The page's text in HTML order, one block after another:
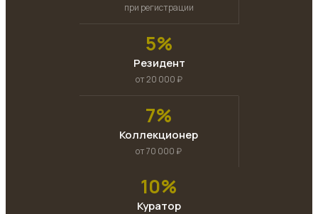
при регистрации
5%
Резидент
от 20 000 ₽
7%
Коллекционер
от 70 000 ₽
10%
Куратор